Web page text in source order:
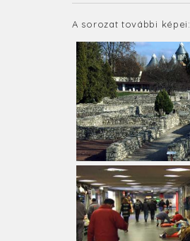
A sorozat további képei: